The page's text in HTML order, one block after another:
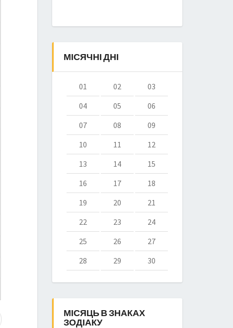
МІСЯЧНІ ДНІ
01 02
03
04
05
06
07
08
09
10
11
12
13
14
15
16
17
18
19
20
21
22
23
24
25
26
27
28
29 30
МІСЯЦЬ В ЗНАКАХ
ЗОДІАКУ